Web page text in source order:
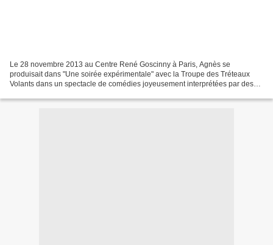
Le 28 novembre 2013 au Centre René Goscinny à Paris, Agnès se
produisait dans "Une soirée expérimentale" avec la Troupe des Tréteaux
Volants dans un spectacle de comédies joyeusement interprétées par des